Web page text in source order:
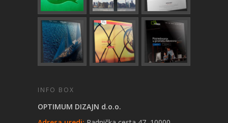
INFO BOX
OPTIMUM DIZAJN d.o.o.